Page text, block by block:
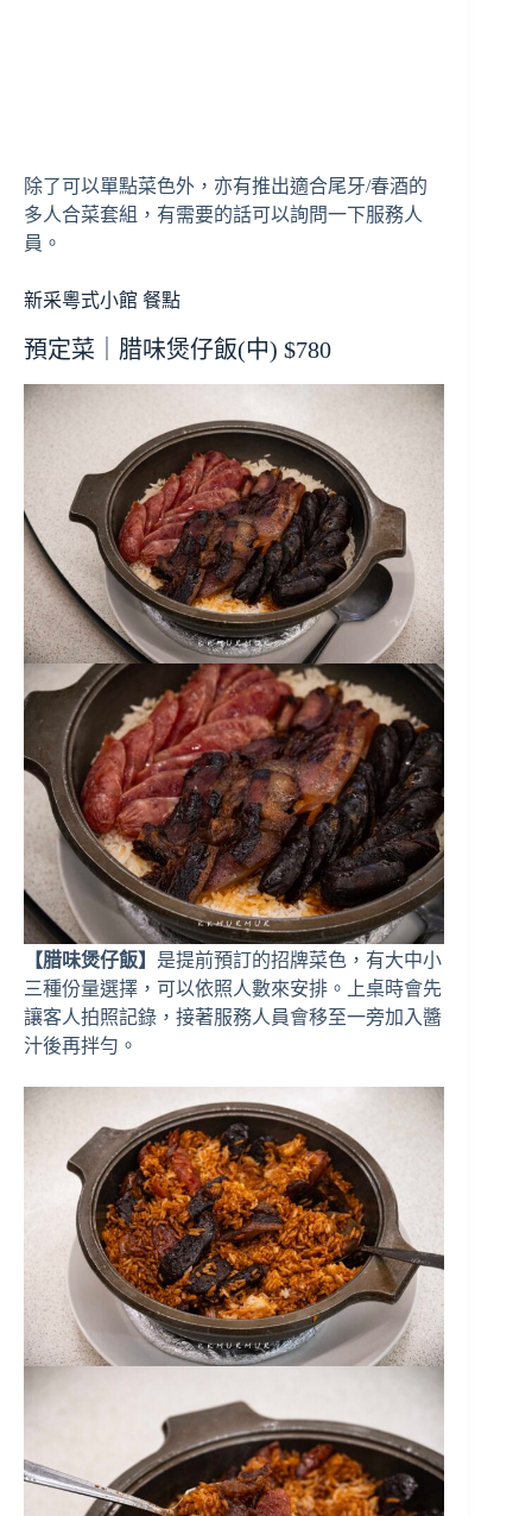
除了可以單點菜色外，亦有推出適合尾牙/春酒的
多人合菜套組，有需要的話可以詢問一下服務人
員。
新采粵式小館 餐點
預定菜｜腊味煲仔飯(中) $780
【腊味煲仔飯】 是提前預訂的招牌菜色，有大中小
三種份量選擇，可以依照人數來安排。上桌時會先
讓客人拍照記錄，接著服務人員會移至一旁加入醬
汁後再拌勻。